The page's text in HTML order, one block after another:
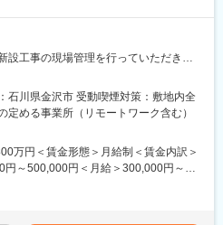
積作成、修理伝票処理など）
応
の日行った修理の報告書作成など）
設工事の現場管理を行っていただきま
質管理・原価管理・工程管理（出来高
石川県金沢市 受動喫煙対策：敷地内全
定める事業所（リモートワーク含む）
万円＜賃金形態＞月給制＜賃金内訳＞
円～500,000円＜月給＞300,000円～